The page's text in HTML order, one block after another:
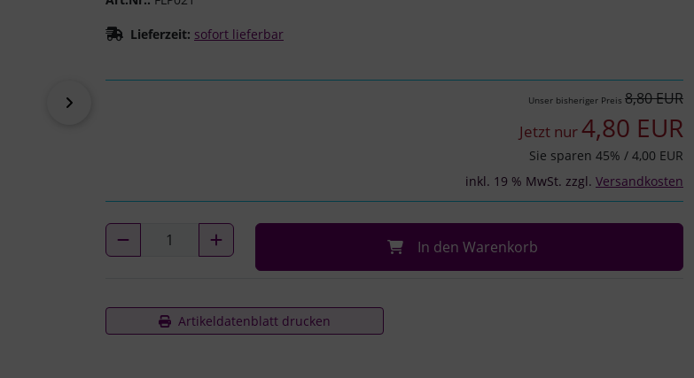
Lieferzeit: sofort lieferbar
Unser bisheriger Preis 8,80 EUR
Jetzt nur4,80 EUR
Sie sparen 45% / 4,00 EUR
inkl. 19 % MwSt. zzgl. Versandkosten
In den Warenkorb
Artikeldatenblatt drucken